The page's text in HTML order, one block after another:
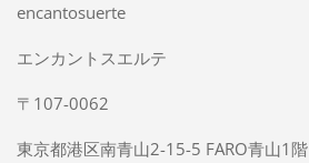
encantosuerte
エンカントスエルテ
〒107-0062
東京都港区南青山2-15-5 FARO青山1階